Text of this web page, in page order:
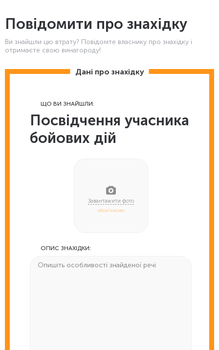
Повідомити про знахідку
Ви знайшли цю втрату? Повідомте власнику про знахідку і
отримаєте свою винагороду!
Дані про знахідку
ЩО ВИ ЗНАЙШЛИ:
Посвідчення учасника
бойових дій
обов'язково
ОПИС ЗНАХІДКИ: